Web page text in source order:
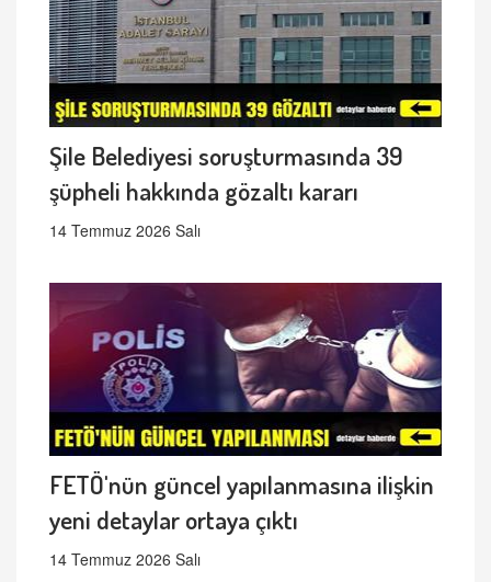
Şile Belediyesi soruşturmasında 39
şüpheli hakkında gözaltı kararı
14 Temmuz 2026 Salı
FETÖ'nün güncel yapılanmasına ilişkin
yeni detaylar ortaya çıktı
14 Temmuz 2026 Salı